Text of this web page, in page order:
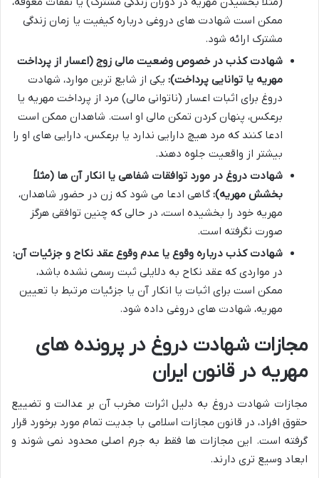
ممکن است شهادت های دروغی درباره کیفیت یا زمان زندگی
مشترک ارائه شود.
شهادت کذب در خصوص وضعیت مالی زوج (اعسار از پرداخت
مهریه یا توانایی پرداخت): یکی از شایع ترین موارد، شهادت
دروغ برای اثبات اعسار (ناتوانی مالی) مرد از پرداخت مهریه یا
برعکس، پنهان کردن تمکن مالی او است. شاهدان ممکن است
ادعا کنند که مرد هیچ دارایی ندارد یا برعکس، دارایی های او را
بیشتر از واقعیت جلوه دهند.
شهادت دروغ در مورد توافقات شفاهی یا انکار آن ها (مثلاً
بخشش مهریه): گاهی ادعا می شود که زن در حضور شاهدان،
مهریه خود را بخشیده است، در حالی که چنین توافقی هرگز
صورت نگرفته است.
شهادت کذب درباره وقوع یا عدم وقوع عقد نکاح و جزئیات آن:
در مواردی که عقد نکاح به دلایلی ثبت رسمی نشده باشد،
ممکن است برای اثبات یا انکار آن یا جزئیات مرتبط با تعیین
مهریه، شهادت های دروغی داده شود.
مجازات شهادت دروغ در پرونده های
مهریه در قانون ایران
مجازات شهادت دروغ به دلیل اثرات مخرب آن بر عدالت و تضییع
حقوق افراد، در قانون مجازات اسلامی با جدیت تمام مورد برخورد قرار
گرفته است. این مجازات ها فقط به جرم اصلی محدود نمی شوند و
ابعاد وسیع تری دارند.